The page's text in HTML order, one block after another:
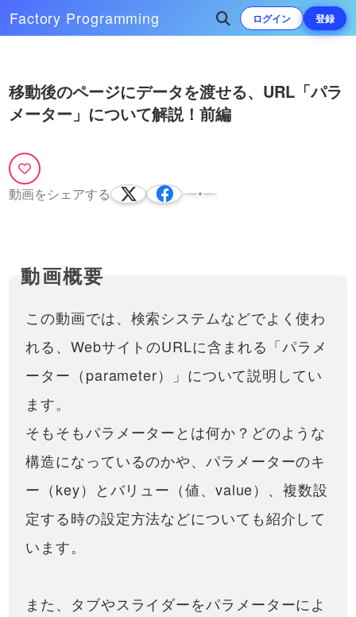
Factory Programming ログイン 登録
Play
Video
次によく再生されている動画
移動後のページにデータを渡せ
会員）することで閲覧可能です。
https://factory-programming-
移動後のページにデータを渡せる、URL「パラ
メーター」について解説！前編
動画をシェアする
この動画では、検索システムなどでよく使わ
れる、WebサイトのURLに含まれる「パラメ
ーター（parameter）」について説明してい
ます。
そもそもパラメーターとは何か？どのような
構造になっているのかや、パラメーターのキ
ー（key）とバリュー（値、value）、複数設
定する時の設定方法などについても紹介して
います。
また、タブやスライダーをパラメーターによ